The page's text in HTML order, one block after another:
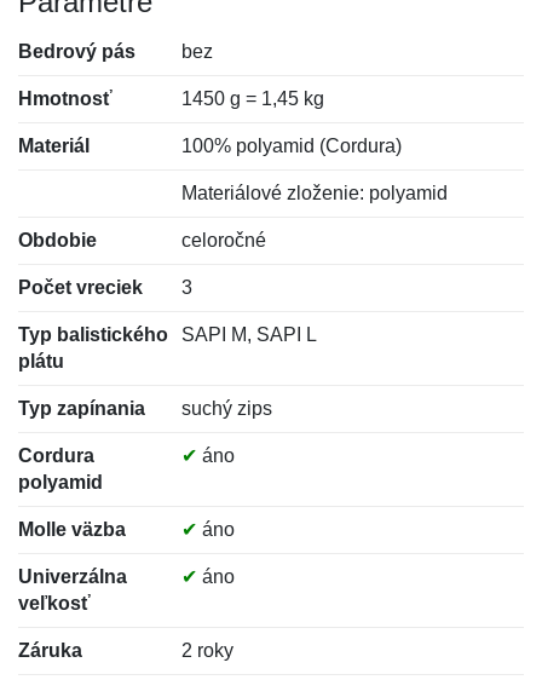
Bedrový pás bez
Hmotnosť 1450 g = 1,45 kg
Materiál 100% polyamid (Cordura)
Materiálové zloženie: polyamid
Obdobie celoročné
Počet vreciek 3
Typ balistického
plátu
SAPI M, SAPI L
Typ zapínania suchý zips
Cordura
polyamid
✔ áno
Molle väzba ✔ áno
Univerzálna
veľkosť
✔ áno
Záruka 2 roky